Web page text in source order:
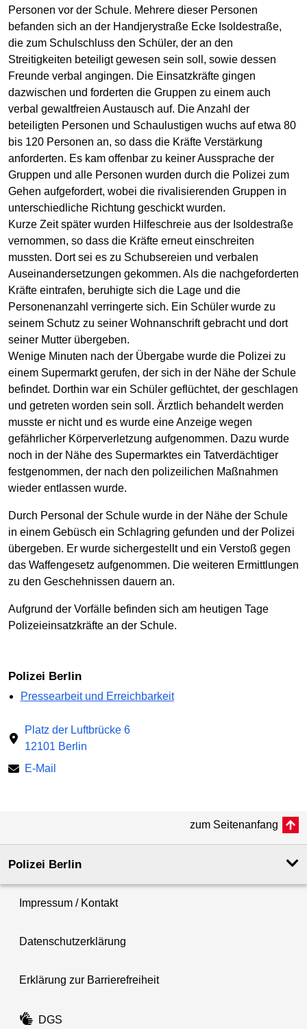
Personen vor der Schule. Mehrere dieser Personen
befanden sich an der Handjerystraße Ecke Isoldestraße,
die zum Schulschluss den Schüler, der an den
Streitigkeiten beteiligt gewesen sein soll, sowie dessen
Freunde verbal angingen. Die Einsatzkräfte gingen
dazwischen und forderten die Gruppen zu einem auch
verbal gewaltfreien Austausch auf. Die Anzahl der
beteiligten Personen und Schaulustigen wuchs auf etwa 80
bis 120 Personen an, so dass die Kräfte Verstärkung
anforderten. Es kam offenbar zu keiner Aussprache der
Gruppen und alle Personen wurden durch die Polizei zum
Gehen aufgefordert, wobei die rivalisierenden Gruppen in
unterschiedliche Richtung geschickt wurden.
Kurze Zeit später wurden Hilfeschreie aus der Isoldestraße
vernommen, so dass die Kräfte erneut einschreiten
mussten. Dort sei es zu Schubsereien und verbalen
Auseinandersetzungen gekommen. Als die nachgeforderten
Kräfte eintrafen, beruhigte sich die Lage und die
Personenanzahl verringerte sich. Ein Schüler wurde zu
seinem Schutz zu seiner Wohnanschrift gebracht und dort
seiner Mutter übergeben.
Wenige Minuten nach der Übergabe wurde die Polizei zu
einem Supermarkt gerufen, der sich in der Nähe der Schule
befindet. Dorthin war ein Schüler geflüchtet, der geschlagen
und getreten worden sein soll. Ärztlich behandelt werden
musste er nicht und es wurde eine Anzeige wegen
gefährlicher Körperverletzung aufgenommen. Dazu wurde
noch in der Nähe des Supermarktes ein Tatverdächtiger
festgenommen, der nach den polizeilichen Maßnahmen
wieder entlassen wurde.
Durch Personal der Schule wurde in der Nähe der Schule
in einem Gebüsch ein Schlagring gefunden und der Polizei
übergeben. Er wurde sichergestellt und ein Verstoß gegen
das Waffengesetz aufgenommen. Die weiteren Ermittlungen
zu den Geschehnissen dauern an.
Aufgrund der Vorfälle befinden sich am heutigen Tage
Polizeieinsatzkräfte an der Schule.
Polizei Berlin
Pressearbeit und Erreichbarkeit
Platz der Luftbrücke 6
12101 Berlin
E-Mail
zum Seitenanfang
Polizei Berlin
Impressum / Kontakt
Datenschutzerklärung
Erklärung zur Barrierefreiheit
DGS